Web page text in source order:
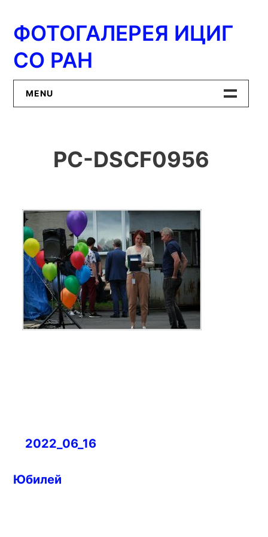
содержимому
ФОТОГАЛЕРЕЯ ИЦИГ
СО РАН
MENU
ИЦиГ СО РАН
PC-DSCF0956
Навигация
записям
2022_06_16
Юбилей